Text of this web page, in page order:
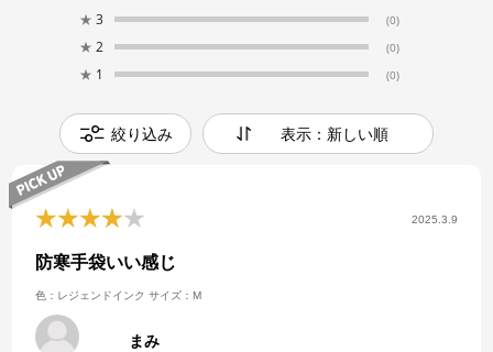
★ 3 (0)
★ 2 (0)
★ 1 (0)
絞り込み 表示：新しい順
2025.3.9
防寒手袋いい感じ
色：レジェンドインク サイズ：M
まみ